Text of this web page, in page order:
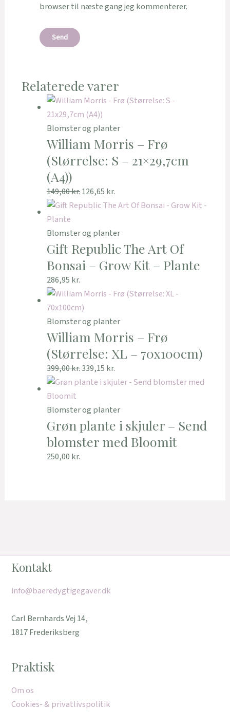
browser til næste gang jeg kommenterer.
Relaterede varer
Blomster og planter
William Morris – Frø
(Størrelse: S – 21×29,7cm
(A4))
149,00kr.126,65 kr.
Blomster og planter
Gift Republic The Art Of
Bonsai – Grow Kit – Plante
286,95 kr.
Blomster og planter
William Morris – Frø
(Størrelse: XL – 70x100cm)
399,00kr.339,15 kr.
Blomster og planter
Grøn plante i skjuler – Send
blomster med Bloomit
250,00 kr.
Kontakt
info@baeredygtigegaver.dk
Carl Bernhards Vej 14,
1817 Frederiksberg
Praktisk
Om os
Cookies- & privatlivspolitik